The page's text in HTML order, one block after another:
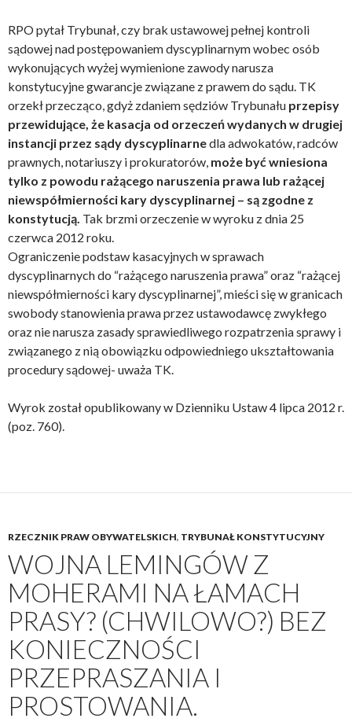
RPO pytał Trybunał, czy brak ustawowej pełnej kontroli
sądowej nad postępowaniem dyscyplinarnym wobec osób
wykonujących wyżej wymienione zawody narusza
konstytucyjne gwarancje związane z prawem do sądu. TK
orzekł przecząco, gdyż zdaniem sędziów Trybunału przepisy
przewidujące, że kasacja od orzeczeń wydanych w drugiej
instancji przez sądy dyscyplinarnedla adwokatów, radców
prawnych, notariuszy i prokuratorów, może być wniesiona
tylko z powodu rażącego naruszenia prawa lub rażącej
niewspółmierności kary dyscyplinarnej – są zgodne z
konstytucją. Tak brzmi orzeczenie w wyroku z dnia 25
czerwca 2012 roku.
Ograniczenie podstaw kasacyjnych w sprawach
dyscyplinarnych do “rażącego naruszenia prawa” oraz “rażącej
niewspółmierności kary dyscyplinarnej”, mieści się w granicach
swobody stanowienia prawa przez ustawodawcę zwykłego
oraz nie narusza zasady sprawiedliwego rozpatrzenia sprawy i
związanego z nią obowiązku odpowiedniego ukształtowania
procedury sądowej- uważa TK.
Wyrok został opublikowany w Dzienniku Ustaw 4 lipca 2012 r.
(poz. 760).
RZECZNIK PRAW OBYWATELSKICH, TRYBUNAŁ KONSTYTUCYJNY
WOJNA LEMINGÓW Z
MOHERAMI NA ŁAMACH
PRASY? (CHWILOWO?) BEZ
KONIECZNOŚCI
PRZEPRASZANIA I
PROSTOWANIA.